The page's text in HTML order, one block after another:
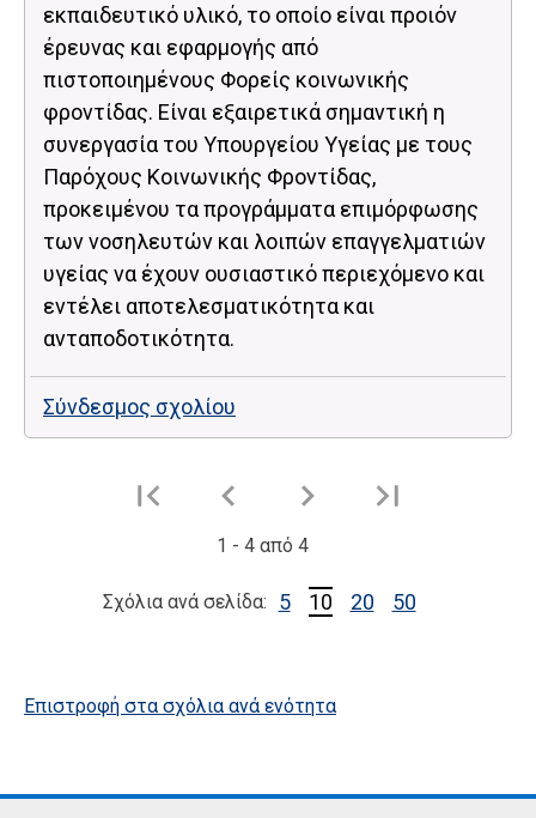
εκπαιδευτικό υλικό, το οποίο είναι προιόν
έρευνας και εφαρμογής από
πιστοποιημένους Φορείς κοινωνικής
φροντίδας. Είναι εξαιρετικά σημαντική η
συνεργασία του Υπουργείου Υγείας με τους
Παρόχους Κοινωνικής Φροντίδας,
προκειμένου τα προγράμματα επιμόρφωσης
των νοσηλευτών και λοιπών επαγγελματιών
υγείας να έχουν ουσιαστικό περιεχόμενο και
εντέλει αποτελεσματικότητα και
ανταποδοτικότητα.
Σύνδεσμος σχολίου
Σχόλια ανά σελίδα: 5 10 20 50
1 - 4από 4
Επιστροφή στα σχόλια ανά ενότητα